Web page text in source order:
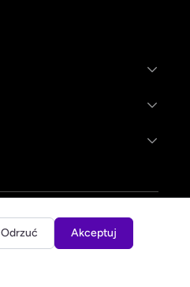
Odrzuć Akceptuj